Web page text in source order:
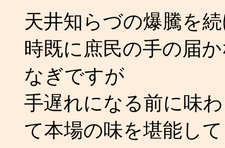
天井知らづの爆騰を
時既に庶民の手の届
なぎですが
手遅れになる前に味
て本場の味を堪能し